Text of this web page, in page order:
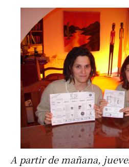
A partir de mañana,